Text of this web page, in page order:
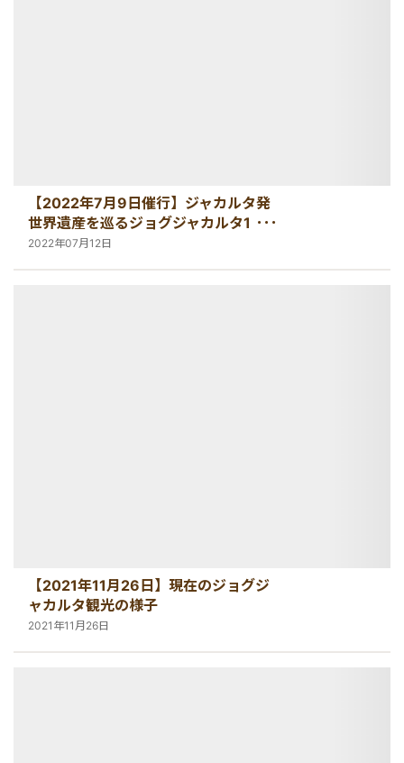
【2022年7月9日催行】ジャカルタ発
世界遺産を巡るジョグジャカルタ1日観
光にご参加いただきました！
2022年07月12日
【2021年11月26日】現在のジョグジ
ャカルタ観光の様子
2021年11月26日